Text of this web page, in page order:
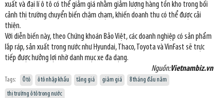
xuất và đại lí ô tô có thể giảm giá nhằm giảm lượng hàng tồn kho trong bối
cảnh thị trường chuyển biến chậm chạm, khiến doanh thu có thể được cải
thiện.
Với diễn biến này, theo Chứng khoán Bảo Việt, các doanh nghiệp có sản phẩm
lắp ráp, sản xuất trong nước như Hyundai, Thaco, Toyota và VinFast sẽ trực
tiếp được hưởng lợi nhờ danh mục xe đa dạng.
Nguồn:Vietnambiz.vn
Tags: Ô tô ô tô nhập khẩu tăng giá giảm giá
8 tháng đầu năm
thị trường ô tô trong nước